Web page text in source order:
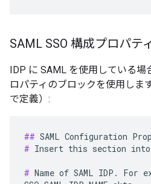
SAML SSO 構成プロパテ
IDP に SAML を使用している
ロパティのブロックを使用しま
で定義）:
##
# Insert this section into
# Name of SAML IDP. For